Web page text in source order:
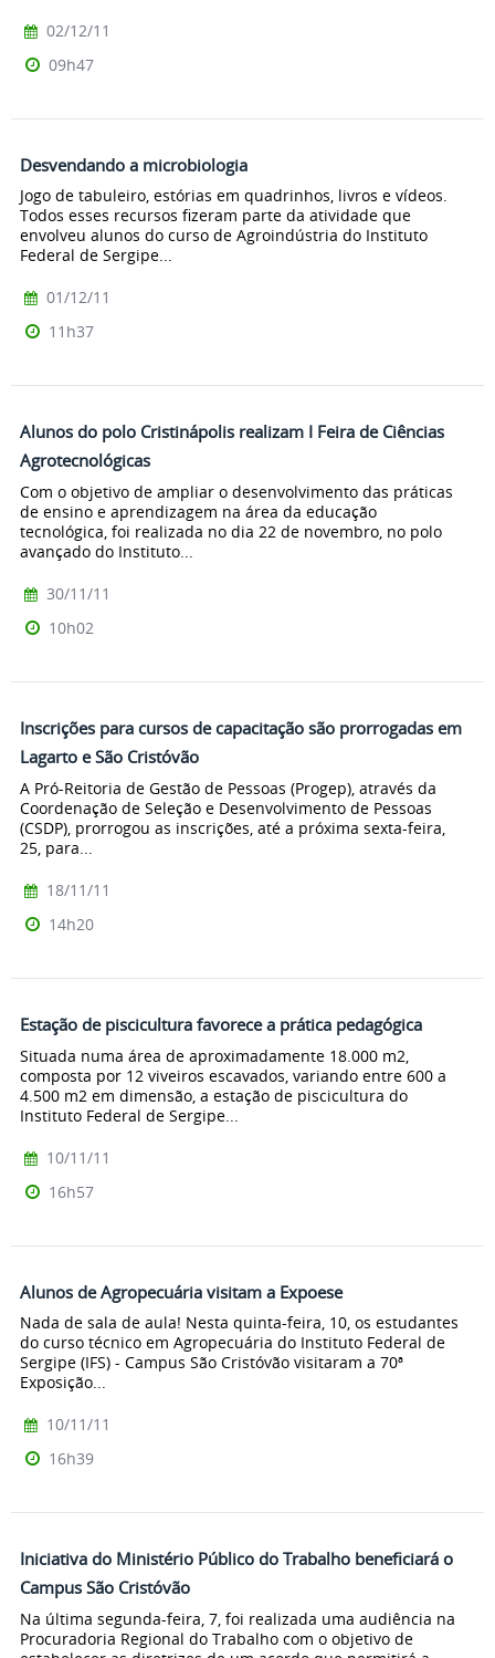
02/12/11
09h47
Desvendando a microbiologia
Jogo de tabuleiro, estórias em quadrinhos, livros e vídeos.
Todos esses recursos fizeram parte da atividade que
envolveu alunos do curso de Agroindústria do Instituto
Federal de Sergipe...
01/12/11
11h37
Alunos do polo Cristinápolis realizam I Feira de Ciências
Agrotecnológicas
Com o objetivo de ampliar o desenvolvimento das práticas
de ensino e aprendizagem na área da educação
tecnológica, foi realizada no dia 22 de novembro, no polo
avançado do Instituto...
30/11/11
10h02
Inscrições para cursos de capacitação são prorrogadas em
Lagarto e São Cristóvão
A Pró-Reitoria de Gestão de Pessoas (Progep), através da
Coordenação de Seleção e Desenvolvimento de Pessoas
(CSDP), prorrogou as inscrições, até a próxima sexta-feira,
25, para...
18/11/11
14h20
Estação de piscicultura favorece a prática pedagógica
Situada numa área de aproximadamente 18.000 m2,
composta por 12 viveiros escavados, variando entre 600 a
4.500 m2 em dimensão, a estação de piscicultura do
Instituto Federal de Sergipe...
10/11/11
16h57
Alunos de Agropecuária visitam a Expoese
Nada de sala de aula! Nesta quinta-feira, 10, os estudantes
do curso técnico em Agropecuária do Instituto Federal de
Sergipe (IFS) - Campus São Cristóvão visitaram a 70ª
Exposição...
10/11/11
16h39
Iniciativa do Ministério Público do Trabalho beneficiará o
Campus São Cristóvão
Na última segunda-feira, 7, foi realizada uma audiência na
Procuradoria Regional do Trabalho com o objetivo de